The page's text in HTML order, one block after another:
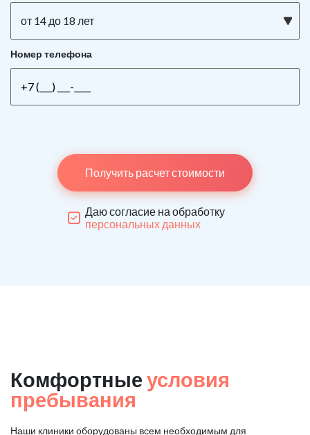
от 14 до 18 лет
Номер телефона
Получить расчет стоимости
Даю согласие на обработку
персональных данных
Комфортные условия
пребывания
Наши клиники оборудованы всем необходимым для